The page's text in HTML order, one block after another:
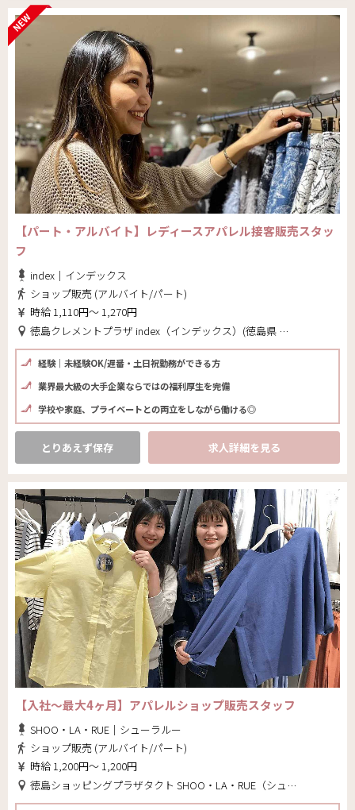
【パート・アルバイト】レディースアパレル接客販売スタッ
フ
index｜インデックス
ショップ販売 (アルバイト/パート)
時給 1,110円～ 1,270円
徳島クレメントプラザ index（インデックス）(徳島県 徳島市)
経験｜未経験OK/遅番・土日祝勤務ができる方
業界最大級の大手企業ならではの福利厚生を完備
学校や家庭、プライベートとの両立をしながら働ける◎
とりあえず保存 求人詳細を見る
【入社～最大4ヶ月】アパレルショップ販売スタッフ
SHOO・LA・RUE｜シューラルー
ショップ販売 (アルバイト/パート)
時給 1,200円～ 1,200円
徳島ショッピングプラザタクト SHOO・LA・RUE（シューラルー）(徳島県 徳島市)